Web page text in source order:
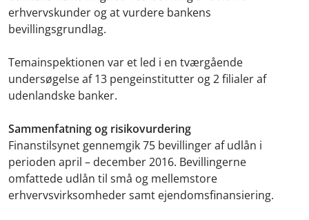
erhvervskunder og at vurdere bankens
bevillingsgrundlag.
Temainspektionen var et led i en tværgående
undersøgelse af 13 pengeinstitutter og 2 filialer af
udenlandske banker.
Sammenfatning og risikovurdering
Finanstilsynet gennemgik 75 bevillinger af udlån i
perioden april – december 2016. Bevillingerne
omfattede udlån til små og mellemstore
erhvervsvirksomheder samt ejendomsfinansiering.